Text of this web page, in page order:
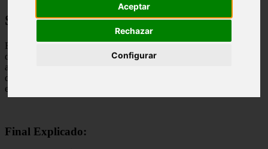
Aceptar
Rechazar
Configurar
Sinopsis:
El practicante es un thriller psicológico español que sigue la historia
de Ángel, un paramédico que queda paralizado después de un
accidente. A medida que su relación con su novia Vane se
desmorona, Ángel comienza a obsesionarse con ella y comienza a
espiarla y acosarla.
Final Explicado: